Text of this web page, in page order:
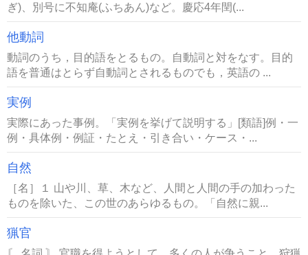
ぎ)、別号に不知庵(ふちあん)など。慶応4年閏(...
他動詞
動詞のうち，目的語をとるもの。自動詞と対をなす。目的
語を普通はとらず自動詞とされるものでも，英語の ...
実例
実際にあった事例。「実例を挙げて説明する」[類語]例・一
例・具体例・例証・たとえ・引き合い・ケース・...
自然
［名］１ 山や川、草、木など、人間と人間の手の加わった
ものを除いた、この世のあらゆるもの。「自然に親...
猟官